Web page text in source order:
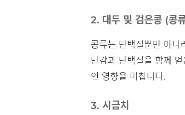
2. 대두 및 검은콩 (콩
콩류는 단백질뿐만 아
만감과 단백질을 함께
인 영향을 미칩니다.
3. 시금치